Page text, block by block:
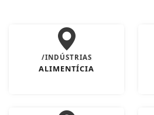
/INDÚSTRIAS
ALIMENTÍCIA